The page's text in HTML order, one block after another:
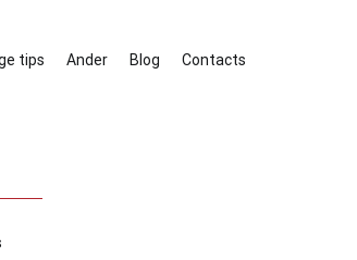
tips Ander Blog Contacts